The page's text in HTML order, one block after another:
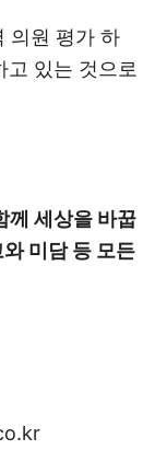
의원 평가 하
고 있는 것으로
께 세상을 바꿉
미담 등 모든